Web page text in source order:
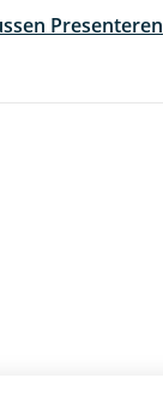
Presenteren